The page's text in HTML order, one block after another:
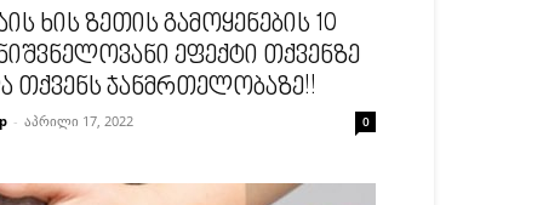
ხის ზეთის გამოყენების 10
ეფექტი თქვენზე
თქვენს ჯანმრთელობაზე!!
- აპრილი 17, 2022 0